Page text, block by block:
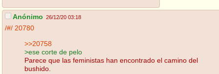
Anónimo 26/12/20 03:18
/#/ 20780
>>20758
>ese corte de pelo
Parece que las feministas han encontrado el camino del
bushido.